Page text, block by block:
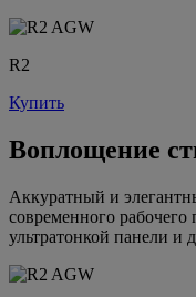
R2
Купить
Воплощение
Аккуратный и
современного
ультратонкой панели и